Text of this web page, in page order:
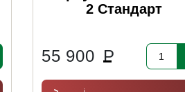
2 Стандарт
55 900 Р